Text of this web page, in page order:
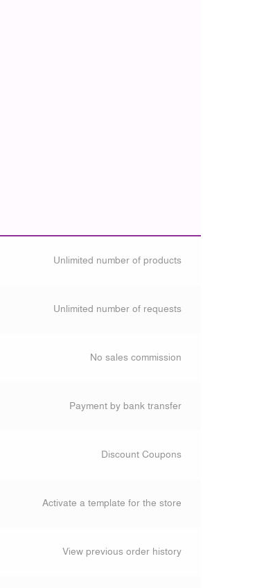
Unlimited number of products
Unlimited number of requests
No sales commission
Payment by bank transfer
Discount Coupons
Activate a template for the store
View previous order history